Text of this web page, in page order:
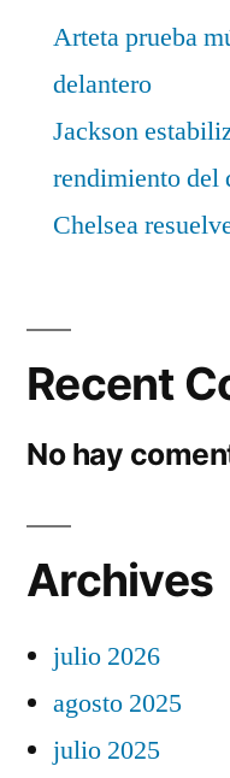
Arteta prueba
delantero
Jackson
rendimiento del
Chelsea
Recent
No hay
Archives
julio 2026
agosto 2025
julio 2025